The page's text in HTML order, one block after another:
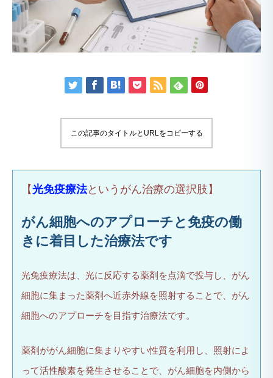
この記事のタイトルとURLをコピーする
【光免疫療法というがん治療の選択肢】
がん細胞へのアプローチと免疫の働
きに着目した治療法です
光免疫療法は、光に反応する薬剤を点滴で投与し、がん
細胞に集まった薬剤へ近赤外線を照射することで、がん
細胞へのアプローチを目指す治療法です。
薬剤ががん細胞に集まりやすい性質を利用し、照射によ
って活性酸素を発生させることで、がん細胞を内側から